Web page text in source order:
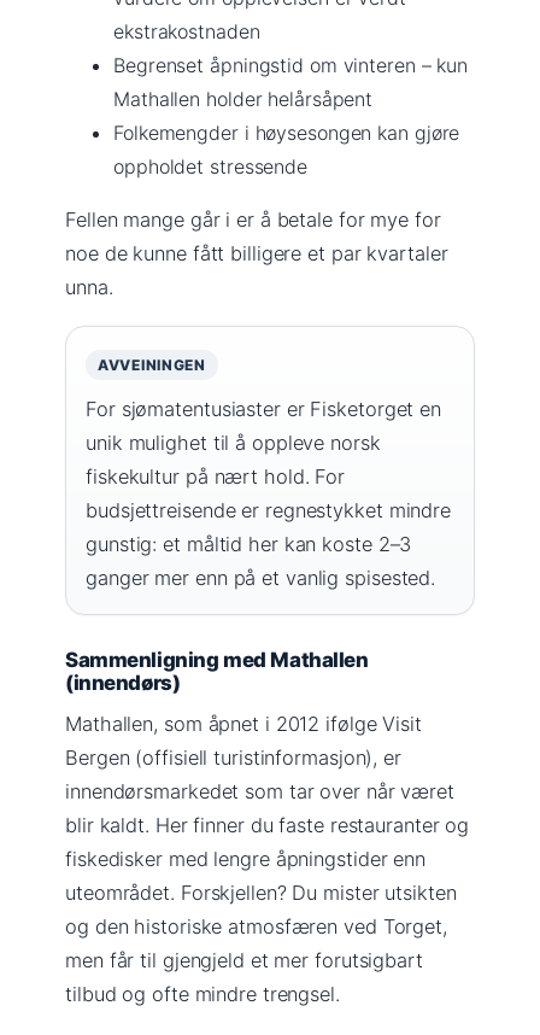
ekstrakostnaden
Begrenset åpningstid om vinteren – kun
Mathallen holder helårsåpent
Folkemengder i høysesongen kan gjøre
oppholdet stressende
Fellen mange går i er å betale for mye for
noe de kunne fått billigere et par kvartaler
unna.
AVVEININGEN
For sjømatentusiaster er Fisketorget en
unik mulighet til å oppleve norsk
fiskekultur på nært hold. For
budsjettreisende er regnestykket mindre
gunstig: et måltid her kan koste 2–3
ganger mer enn på et vanlig spisested.
Sammenligning med Mathallen
(innendørs)
Mathallen, som åpnet i 2012 ifølge Visit
Bergen (offisiell turistinformasjon), er
innendørsmarkedet som tar over når været
blir kaldt. Her finner du faste restauranter og
fiskedisker med lengre åpningstider enn
uteområdet. Forskjellen? Du mister utsikten
og den historiske atmosfæren ved Torget,
men får til gjengjeld et mer forutsigbart
tilbud og ofte mindre trengsel.